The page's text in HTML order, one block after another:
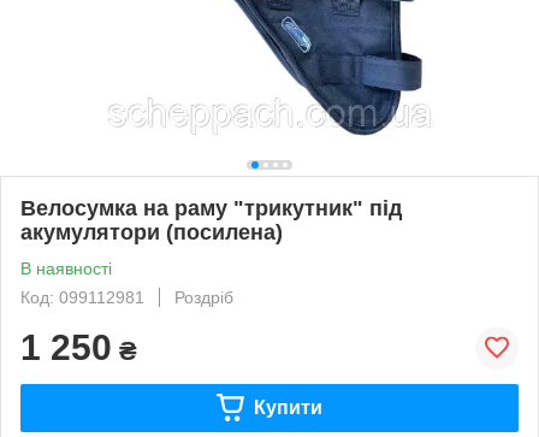
Велосумка на раму "трикутник" під
акумулятори (посилена)
В наявності
Код: 099112981
Роздріб
1 250 ₴
Купити